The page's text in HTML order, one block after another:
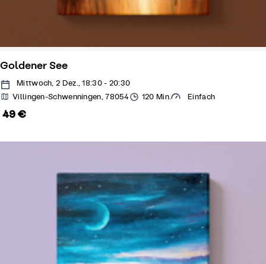
Goldener See
Mittwoch, 2 Dez., 18:30 - 20:30
Villingen-Schwenningen, 78054
120 Min. Einfach
49 €